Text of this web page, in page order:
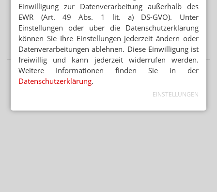
Einwilligung zur Datenverarbeitung außerhalb des
EWR (Art. 49 Abs. 1 lit. a) DS-GVO). Unter
Einstellungen oder über die Datenschutzerklärung
können Sie Ihre Einstellungen jederzeit ändern oder
Datenverarbeitungen ablehnen. Diese Einwilligung ist
freiwillig und kann jederzeit widerrufen werden.
Weitere Informationen finden Sie in der
Datenschutzerklärung.
EINSTELLUNGEN
GEBLEICHT ODER NICHT
Salicylsäure-Verreibung: Gelbe oder weiße Vaseline?
NRF SCHLIESST VERSORGUNGSLÜCKE
Kein Fertigarzneimittel: Rezeptur-Baclofen für Kinder